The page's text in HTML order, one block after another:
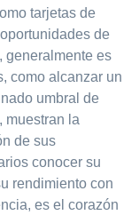
tarjetas de
de
generalmente es
como alcanzar un
umbral de
muestran la
de sus
conocer su
rendimiento con
es el corazón